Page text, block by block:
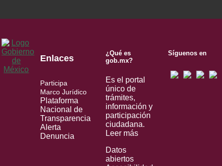
Enlaces
Participa
Marco Jurídico
Plataforma
Nacional de
Transparencia
Alerta
Denuncia
¿Qué es
gob.mx?
Es el portal
único de
trámites,
información y
participación
ciudadana.
Leer más
Datos
abiertos
Síguenos en